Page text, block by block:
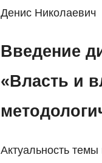
Денис Николаевич
Введение
«Власть и
Актуальность